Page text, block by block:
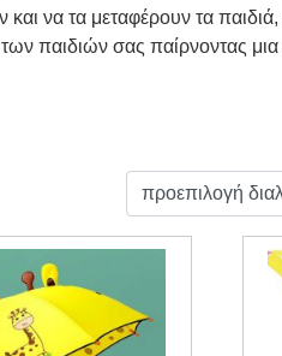
να τα μεταφέρουν τα
παιδιών σας παίρνοντας